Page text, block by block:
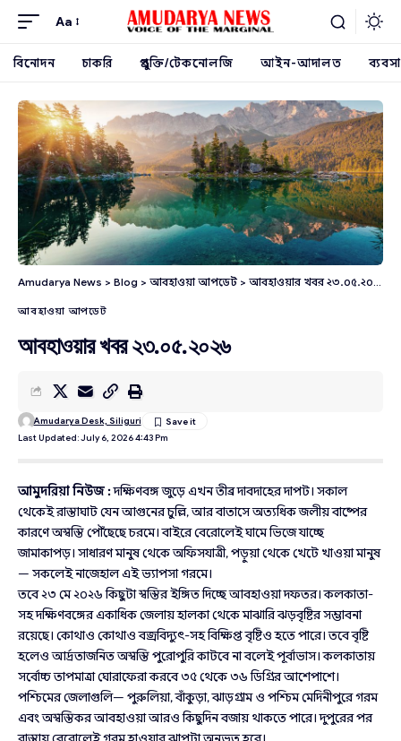
Aa
বিনোদন চাকরি প্রযুক্তি/টেকনোলজি আইন-আদালত ব্যবসা
Amudarya News > Blog > আবহাওয়া আপডেট > আবহাওয়ার খবর ২৩.০৫.২০২৬
আবহাওয়া আপডেট
আবহাওয়ার খবর ২৩.০৫.২০২৬
Last Updated: July 6, 2026 4:43 Pm
Amudarya Desk, Siliguri
আমুদরিয়া নিউজ :দক্ষিণবঙ্গ জুড়ে এখন তীব্র দাবদাহের দাপট। সকাল
থেকেই রাস্তাঘাট যেন আগুনের চুল্লি, আর বাতাসে অত্যধিক জলীয় বাষ্পের
কারণে অস্বস্তি পৌঁছেছে চরমে। বাইরে বেরোলেই ঘামে ভিজে যাচ্ছে
জামাকাপড়। সাধারণ মানুষ থেকে অফিসযাত্রী, পড়ুয়া থেকে খেটে খাওয়া মানুষ
— সকলেই নাজেহাল এই ভ্যাপসা গরমে।
তবে ২৩ মে ২০২৬ কিছুটা স্বস্তির ইঙ্গিত দিচ্ছে আবহাওয়া দফতর। কলকাতা-
সহ দক্ষিণবঙ্গের একাধিক জেলায় হালকা থেকে মাঝারি ঝড়বৃষ্টির সম্ভাবনা
রয়েছে। কোথাও কোথাও বজ্রবিদ্যুৎ-সহ বিক্ষিপ্ত বৃষ্টিও হতে পারে। তবে বৃষ্টি
হলেও আর্দ্রতাজনিত অস্বস্তি পুরোপুরি কাটবে না বলেই পূর্বাভাস। কলকাতায়
সর্বোচ্চ তাপমাত্রা ঘোরাফেরা করবে ৩৫ থেকে ৩৬ ডিগ্রির আশেপাশে।
পশ্চিমের জেলাগুলি— পুরুলিয়া, বাঁকুড়া, ঝাড়গ্রাম ও পশ্চিম মেদিনীপুরে গরম
এবং অস্বস্তিকর আবহাওয়া আরও কিছুদিন বজায় থাকতে পারে। দুপুরের পর